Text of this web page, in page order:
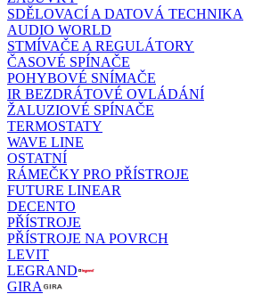
SDĚLOVACÍ A DATOVÁ TECHNIKA
AUDIO WORLD
STMÍVAČE A REGULÁTORY
ČASOVÉ SPÍNAČE
POHYBOVÉ SNÍMAČE
IR BEZDRÁTOVÉ OVLÁDÁNÍ
ŽALUZIOVÉ SPÍNAČE
TERMOSTATY
WAVE LINE
OSTATNÍ
RÁMEČKY PRO PŘÍSTROJE
FUTURE LINEAR
DECENTO
PŘÍSTROJE
PŘÍSTROJE NA POVRCH
LEVIT
LEGRAND
GIRA